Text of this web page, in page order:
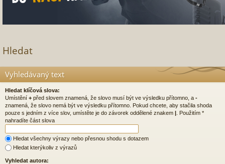
Hledat
Vyhledávaný text
Hledat klíčová slova:
Umístění + před slovem znamená, že slovo musí být ve výsledku přítomno, a -
znamená, že slovo nemá být ve výsledku přítomno. Pokud chcete, aby stačila shoda
pouze s jedním z více slov, umístěte je do závorek oddělené znakem | . Použitím *
nahradíte část slova
Hledat všechny výrazy nebo přesnou shodu s dotazem
Hledat kterýkoliv z výrazů
Vyhledat autora: